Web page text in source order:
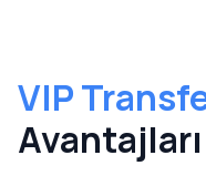
VIP
Avantajları